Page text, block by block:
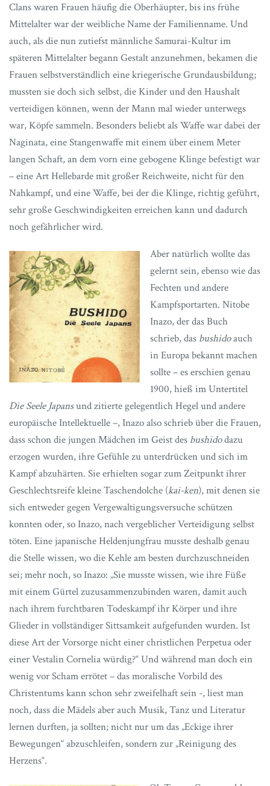
Clans waren Frauen häufig die Oberhäupter, bis ins frühe
Mittelalter war der weibliche Name der Familienname. Und
auch, als die nun zutiefst männliche Samurai-Kultur im
späteren Mittelalter begann Gestalt anzunehmen, bekamen die
Frauen selbstverständlich eine kriegerische Grundausbildung;
mussten sie doch sich selbst, die Kinder und den Haushalt
verteidigen können, wenn der Mann mal wieder unterwegs
war, Köpfe sammeln. Besonders beliebt als Waffe war dabei der
Naginata, eine Stangenwaffe mit einem über einem Meter
langen Schaft, an dem vorn eine gebogene Klinge befestigt war
– eine Art Hellebarde mit großer Reichweite, nicht für den
Nahkampf, und eine Waffe, bei der die Klinge, richtig geführt,
sehr große Geschwindigkeiten erreichen kann und dadurch
noch gefährlicher wird.
Aber natürlich wollte das
gelernt sein, ebenso wie das
Fechten und andere
Kampfsportarten. Nitobe
Inazo, der das Buch
schrieb, das bushidoauch
in Europa bekannt machen
sollte – es erschien genau
1900, hieß im Untertitel
Die Seele Japansund zitierte gelegentlich Hegel und andere
europäische Intellektuelle –, Inazo also schrieb über die Frauen,
dass schon die jungen Mädchen im Geist des bushidodazu
erzogen wurden, ihre Gefühle zu unterdrücken und sich im
Kampf abzuhärten. Sie erhielten sogar zum Zeitpunkt ihrer
Geschlechtsreife kleine Taschendolche (kai-ken), mit denen sie
sich entweder gegen Vergewaltigungsversuche schützen
konnten oder, so Inazo, nach vergeblicher Verteidigung selbst
töten. Eine japanische Heldenjungfrau musste deshalb genau
die Stelle wissen, wo die Kehle am besten durchzuschneiden
sei; mehr noch, so Inazo: „Sie musste wissen, wie ihre Füße
mit einem Gürtel zuzusammenzubinden waren, damit auch
nach ihrem furchtbaren Todeskampf ihr Körper und ihre
Glieder in vollständiger Sittsamkeit aufgefunden wurden. Ist
diese Art der Vorsorge nicht einer christlichen Perpetua oder
einer Vestalin Cornelia würdig?“ Und während man doch ein
wenig vor Scham errötet – das moralische Vorbild des
Christentums kann schon sehr zweifelhaft sein -, liest man
noch, dass die Mädels aber auch Musik, Tanz und Literatur
lernen durften, ja sollten; nicht nur um das „Eckige ihrer
Bewegungen“ abzuschleifen, sondern zur „Reinigung des
Herzens“.